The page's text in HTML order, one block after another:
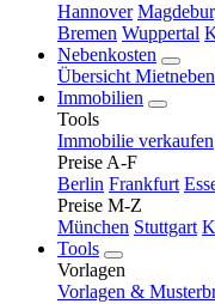
Hannover
Bremen Wuppertal
Nebenkosten
Übersicht
Immobilien
Tools
Immobilie verkaufen
Preise A-F
Berlin Frankfurt
Preise M-Z
München Stuttgart
Tools
Vorlagen
Vorlagen &